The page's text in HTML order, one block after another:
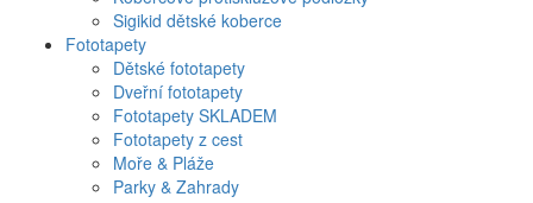
Sigikid dětské koberce
Fototapety
Dětské fototapety
Dveřní fototapety
Fototapety SKLADEM
Fototapety z cest
Moře & Pláže
Parky & Zahrady